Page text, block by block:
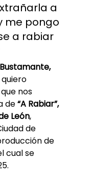
a
me pongo
a rabiar
nos
de “A Rabiar”,
León,
de
de
cual se